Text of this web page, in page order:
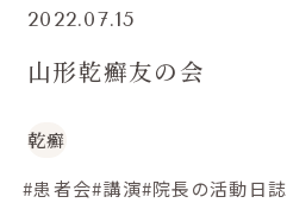
2022.07.15
山形乾癬友の会
乾癬
#患者会#講演#院長の活動日誌